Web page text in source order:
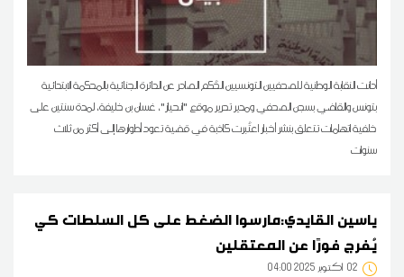
أدانت النقابة الوطنية للصحفيين التونسيين الحُكم الصادر عن الدائرة الجنائية بالمحكمة الابتدائية
بتونس والقاضي بسجن الصحفي ومدير تحرير موقع "انحياز"، غسان بن خليفة، لمدة سنتين على
خلفية اتهامات تتعلق بنشر أخبار اعتُبرت كاذبة في قضية تعود أطوارها إلى أكثر من ثلاث
سنوات
ياسين القايدي:مارسوا الضغط على كل السلطات كي
يُفرج فورًا عن المعتقلين
02 04:00 2025 أكتوبر